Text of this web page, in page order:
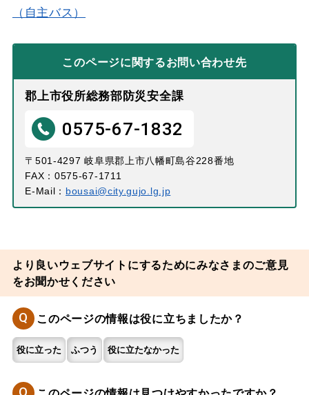
（自主バス）
このページに関するお問い合わせ先
郡上市役所総務部防災安全課
0575-67-1832
〒501-4297 岐阜県郡上市八幡町島谷228番地
FAX：0575-67-1711
E-Mail： bousai@city.gujo.lg.jp
より良いウェブサイトにするためにみなさまのご意見
をお聞かせください
Q このページの情報は役に立ちましたか？
役に立った ふつう 役に立たなかった